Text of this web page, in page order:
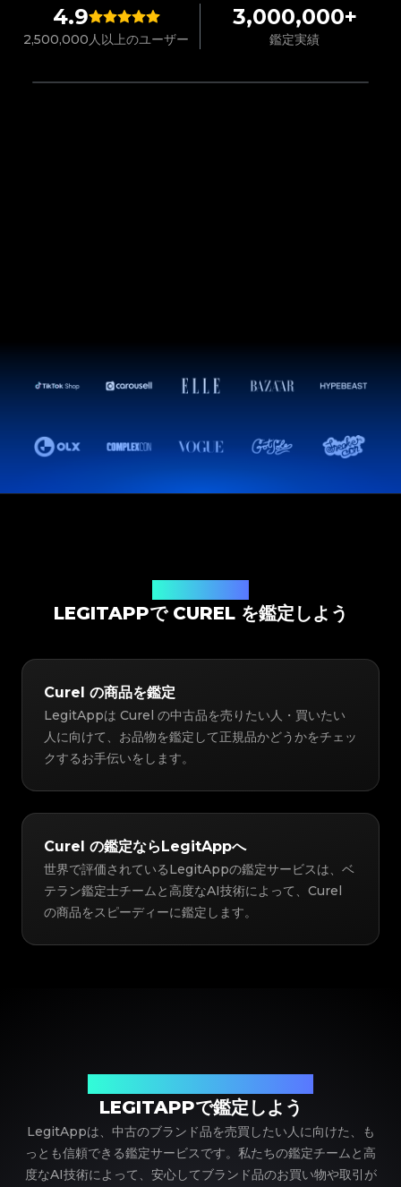
4.9
2,500,000人以上のユーザー
3,000,000+
鑑定実績
LEGITAPPで CUREL を鑑定しよう
Curel の商品を鑑定
LegitAppは Curel の中古品を売りたい人・買いたい
人に向けて、お品物を鑑定して正規品かどうかをチェッ
クするお手伝いをします。
Curel の鑑定ならLegitAppへ
世界で評価されているLegitAppの鑑定サービスは、ベ
テラン鑑定士チームと高度なAI技術によって、Curel
の商品をスピーディーに鑑定します。
LEGITAPPで鑑定しよう
LegitAppは、中古のブランド品を売買したい人に向けた、も
っとも信頼できる鑑定サービスです。私たちの鑑定チームと高
度なAI技術によって、安心してブランド品のお買い物や取引が